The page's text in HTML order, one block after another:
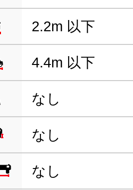
2.2m 以下
4.4m 以下
なし
なし
なし